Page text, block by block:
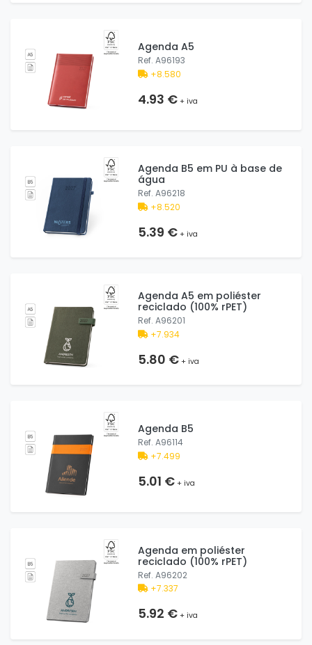
Agenda A5
Ref. A96193
+8.580
4.93 €+ iva
Agenda B5 em PU à base de
água
Ref. A96218
+8.520
5.39 €+ iva
Agenda A5 em poliéster
reciclado (100% rPET)
Ref. A96201
+7.934
5.80 €+ iva
Agenda B5
Ref. A96114
+7.499
5.01 €+ iva
Agenda em poliéster
reciclado (100% rPET)
Ref. A96202
+7.337
5.92 €+ iva